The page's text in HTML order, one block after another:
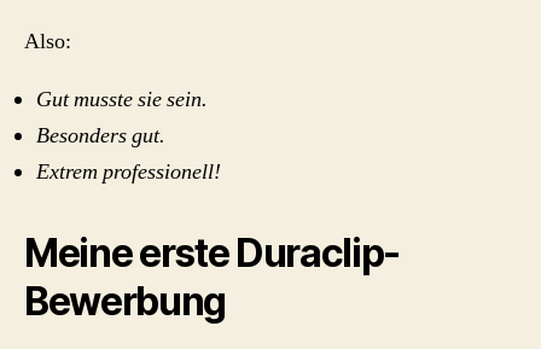
Also:
Gut musste sie sein.
Besonders gut.
Extrem professionell!
Meine erste Duraclip-
Bewerbung